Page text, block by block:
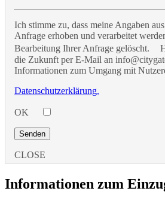
Ich stimme zu, dass meine Angaben
Anfrage erhoben und verarbeitet
Bearbeitung Ihrer Anfrage gelöscht.
die Zukunft per E-Mail an
Informationen zum Umgang mit
Datenschutzerklärung.
OK
CLOSE
Informationen zum